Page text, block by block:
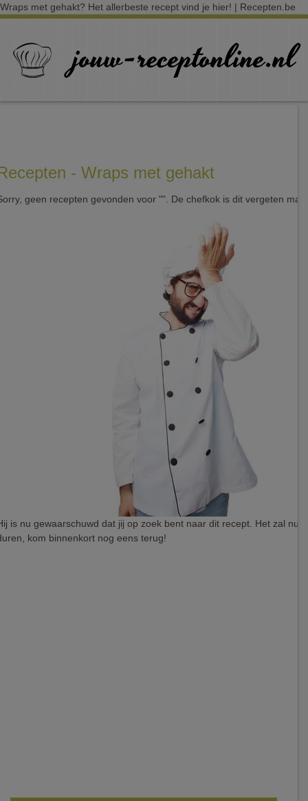
Wraps met gehakt? Het allerbeste recept vind je hier! | Recepten.be
- Wraps met gehakt
geen recepten gevonden voor "". De chefkok is dit vergeten
is nu gewaarschuwd dat jij op zoek bent naar dit recept. Het zal nu
kom binnenkort nog eens terug!